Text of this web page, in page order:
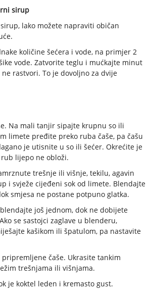
sirup
lako možete napraviti običan
količine šećera i vode, na primjer 2
vode. Zatvorite teglu i mućkajte minut
ne rastvori. To je dovoljno za dvije
Na mali tanjir sipajte krupnu so ili
limete pređite preko ruba čaše, pa čašu
je utisnite u so ili šećer. Okrećite je
lijepo ne obloži.
trešnje ili višnje, tekilu, agavin
i svježe cijeđeni sok od limete. Blendajte
smjesa ne postane potpuno glatka.
još jednom, dok ne dobijete
se sastojci zaglave u blenderu,
kašikom ili špatulom, pa nastavite
čaše. Ukrasite tankim
trešnjama ili višnjama.
je koktel leden i kremasto gust.